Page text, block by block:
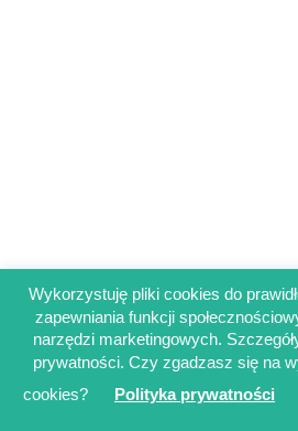
Regulamin sklepu
Polityka
Obowiązek
©
Wykorzystuję pliki cookies do
zapewniania funkcji
narzędzi marketingowych.
prywatności. Czy zgadzasz się na
cookies?
Polityka prywatności